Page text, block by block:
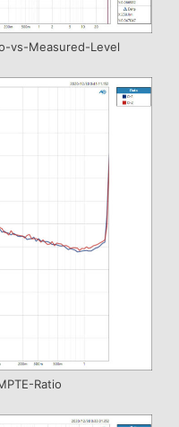
vs-Measured-Level
Ratio